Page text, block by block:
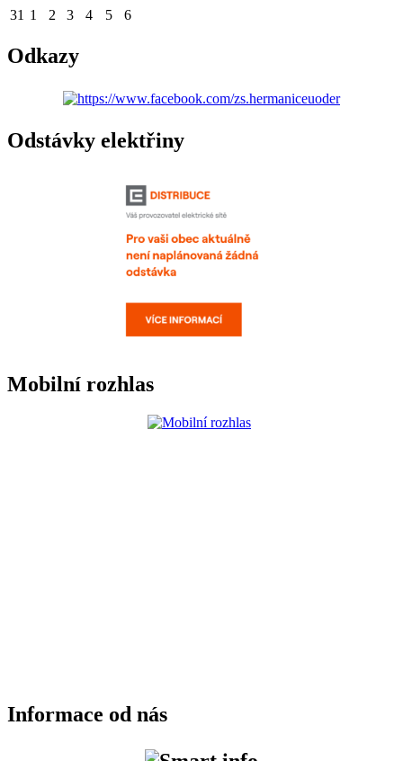
31 1 2 3 4 5 6
Odkazy
Odstávky elektřiny
Mobilní rozhlas
Informace od nás